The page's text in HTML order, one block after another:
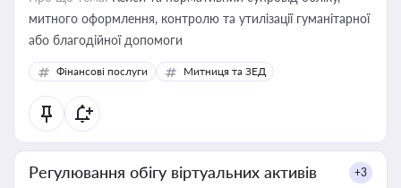
митного оформлення, контролю та утилізації гуманітарної
або благодійної допомоги
Фінансові послуги Митниця та ЗЕД
Регулювання обігу віртуальних активів +3